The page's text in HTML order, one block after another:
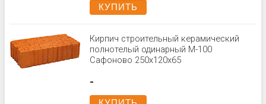
КУПИТЬ
Кирпич строительный керамический
полнотелый одинарный М-100
Сафоново 250x120x65
-